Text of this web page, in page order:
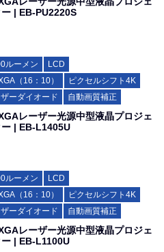
ー | EB-PU2220S
ルーメン
LCD
（16：10）
ピクセルシフト4K
ーダイオード
自動画質補正
レーザー光源中型液晶プロジェ
ー | EB-L1405U
ルーメン
LCD
（16：10）
ピクセルシフト4K
ーダイオード
自動画質補正
レーザー光源中型液晶プロジェ
ー | EB-L1100U